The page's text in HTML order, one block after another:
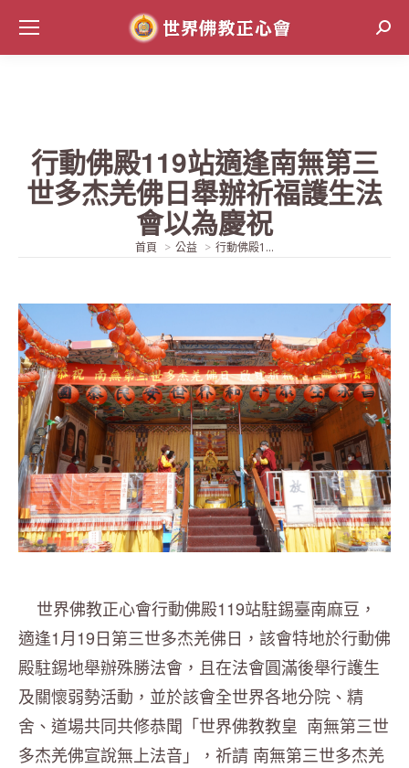
行動佛殿119站適逢南無第三
世多杰羌佛日舉辦祈福護生法
會以為慶祝
當前位置:
首頁 公益 行動佛殿1...
世界佛教正心會行動佛殿119站駐錫臺南麻豆，
適逢1月19日第三世多杰羌佛日，該會特地於行動佛
殿駐錫地舉辦殊勝法會，且在法會圓滿後舉行護生
及關懷弱勢活動，並於該會全世界各地分院、精
舍、道場共同共修恭聞「世界佛教教皇 南無第三世
多杰羌佛宣說無上法音」，祈請 南無第三世多杰羌